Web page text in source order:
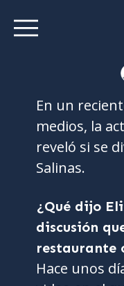
En un
medios, la
reveló si se
Salinas.
¿Qué dijo
discusión
restaurante
Hace unos